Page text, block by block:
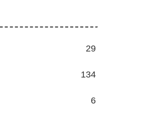
29
134
6